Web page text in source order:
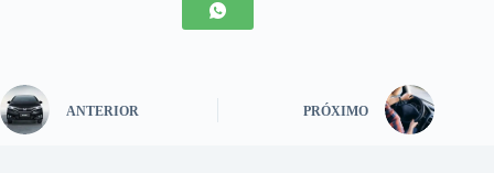
ANTERIOR PRÓXIMO